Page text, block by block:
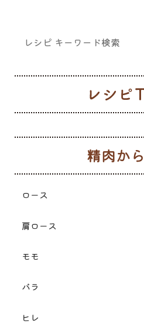
ロース
肩ロース
モモ
バラ
ヒレ